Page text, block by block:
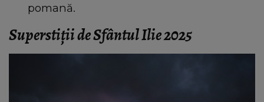
pomană.
Superstiții de Sfântul Ilie 2025